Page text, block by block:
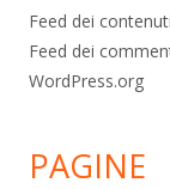
Feed dei contenuti
Feed dei
WordPress.org
PAGINE